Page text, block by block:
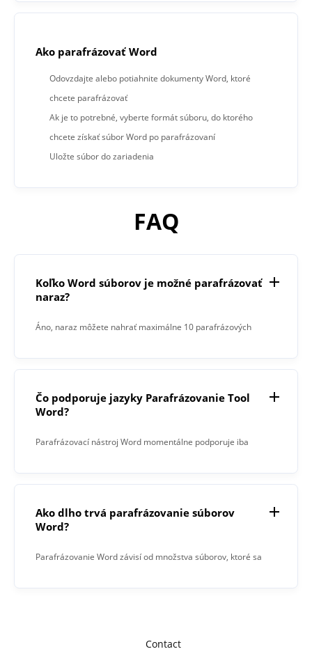
Ako parafrázovať Word
Odovzdajte alebo potiahnite dokumenty Word, ktoré
chcete parafrázovať
Ak je to potrebné, vyberte formát súboru, do ktorého
chcete získať súbor Word po parafrázovaní
Uložte súbor do zariadenia
FAQ
Koľko Word súborov je možné parafrázovať
naraz?
Áno, naraz môžete nahrať maximálne 10 parafrázových
Čo podporuje jazyky Parafrázovanie Tool
Word?
Parafrázovací nástroj Word momentálne podporuje iba
Ako dlho trvá parafrázovanie súborov
Word?
Parafrázovanie Word závisí od množstva súborov, ktoré sa
Contact